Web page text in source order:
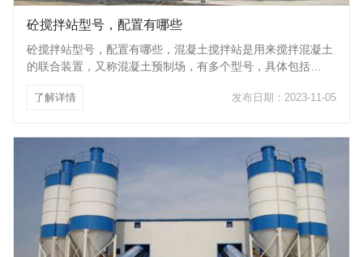
砼搅拌站型号，配置有哪些
砼搅拌站型号，配置有哪些，混凝土搅拌站是用来搅拌混凝土
的联合装置，又称混凝土预制场，有多个型号，具体包括
HZS120、HZS180、HZS240，数字的大小即代表搅拌站每小
标准又被分成了很多类别，常见的分类标准是按照使用目的
分，可分为商品混凝土搅拌站和工程混凝土搅拌站。 商品混
凝土搅拌站是以商用目的为主的混凝土搅拌设备，应该具备高
效性和经济性，同时
了解详情 发布日期：2023-11-05